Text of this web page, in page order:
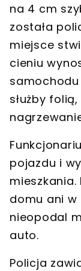
na 4 cm
została
miejsce
cieniu
samochodu
służby
pojazdu i
mieszkania.
domu ani
nieopodal
auto.
Policja